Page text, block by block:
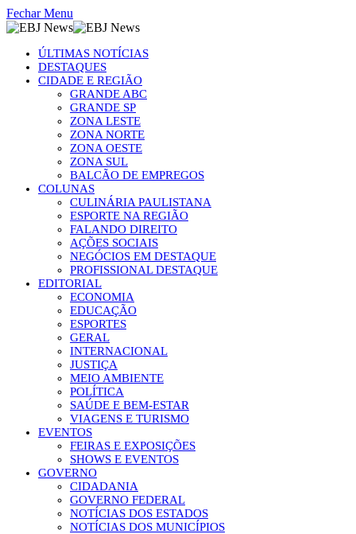
Fechar Menu
ÚLTIMAS NOTÍCIAS
DESTAQUES
CIDADE E REGIÃO
GRANDE ABC
GRANDE SP
ZONA LESTE
ZONA NORTE
ZONA OESTE
ZONA SUL
BALCÃO DE EMPREGOS
COLUNAS
CULINÁRIA PAULISTANA
ESPORTE NA REGIÃO
FALANDO DIREITO
AÇÕES SOCIAIS
NEGÓCIOS EM DESTAQUE
PROFISSIONAL DESTAQUE
EDITORIAL
ECONOMIA
EDUCAÇÃO
ESPORTES
GERAL
INTERNACIONAL
JUSTIÇA
MEIO AMBIENTE
POLÍTICA
SAÚDE E BEM-ESTAR
VIAGENS E TURISMO
EVENTOS
FEIRAS E EXPOSIÇÕES
SHOWS E EVENTOS
GOVERNO
CIDADANIA
GOVERNO FEDERAL
NOTÍCIAS DOS ESTADOS
NOTÍCIAS DOS MUNICÍPIOS